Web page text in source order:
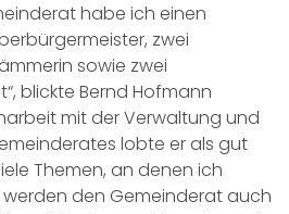
habe ich einen
zwei
sowie zwei
blickte Bernd Hofmann
mit der Verwaltung und
lobte er als gut
Themen, an denen ich
den Gemeinderat auch